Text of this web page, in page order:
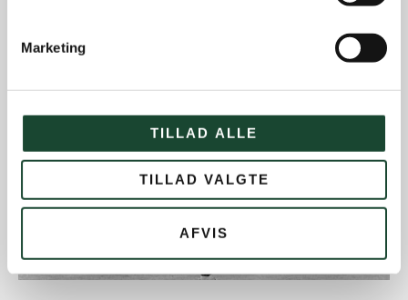
Marketing
TILLAD ALLE
TILLAD VALGTE
AFVIS